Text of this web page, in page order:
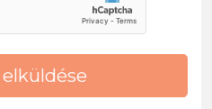
Üzenet elküldése